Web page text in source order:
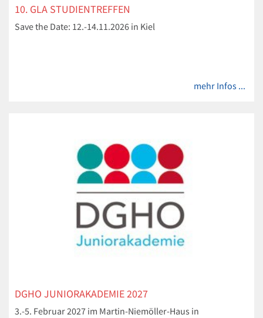
10. GLA STUDIENTREFFEN
Save the Date: 12.-14.11.2026 in Kiel
mehr Infos ...
DGHO JUNIORAKADEMIE 2027
3.-5. Februar 2027 im Martin-Niemöller-Haus in